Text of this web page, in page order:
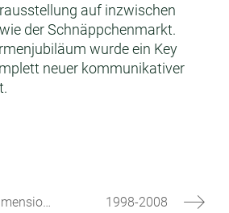
auf inzwischen
der Schnäppchenmarkt.
wurde ein Key
neuer kommunikativer
KSI – New dimensions of light 1998-2008